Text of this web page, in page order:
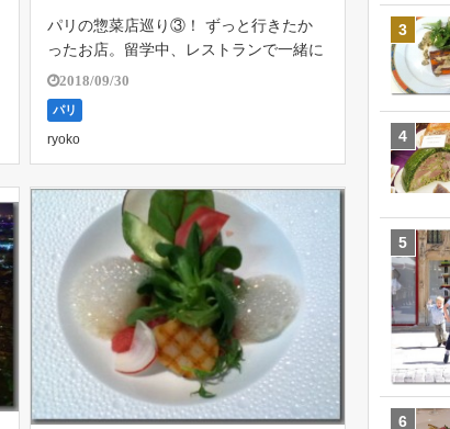
パリの惣菜店巡り③！ ずっと行きたか
ったお店。留学中、レストランで一緒に
働いていたシェフの惣菜店に、オープン
以来初めて訪れることができた。 ●Nicol
as Duquenoy Traiteur Paris https:/ […]
2018/09/30
パリ
ryoko